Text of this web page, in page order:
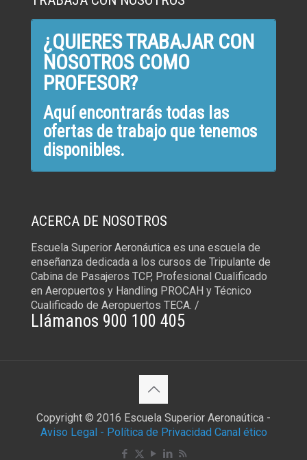
¿QUIERES TRABAJAR CON
NOSOTROS COMO
PROFESOR?
Aquí encontrarás todas las
ofertas de trabajo que tenemos
disponibles.
ACERCA DE NOSOTROS
Escuela Superior Aeronáutica es una escuela de
enseñanza dedicada a los cursos de Tripulante de
Cabina de Pasajeros TCP, Profesional Cualificado
en Aeropuertos y Handling PROCAH y Técnico
Cualificado de Aeropuertos TECA. /
Llámanos 900 100 405
Copyright © 2016 Escuela Superior Aeronaútica -
Aviso Legal - Política de Privacidad Canal ético